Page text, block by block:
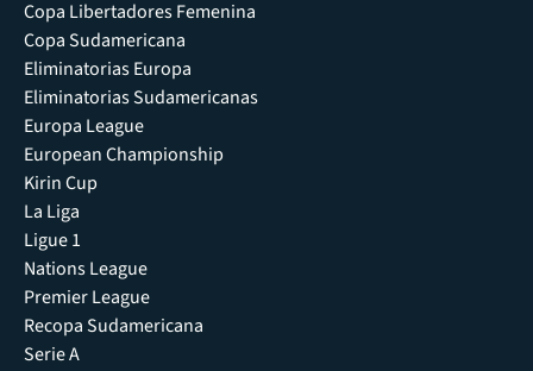
Copa Libertadores Femenina
Copa Sudamericana
Eliminatorias Europa
Eliminatorias Sudamericanas
Europa League
European Championship
Kirin Cup
La Liga
Ligue 1
Nations League
Premier League
Recopa Sudamericana
Serie A